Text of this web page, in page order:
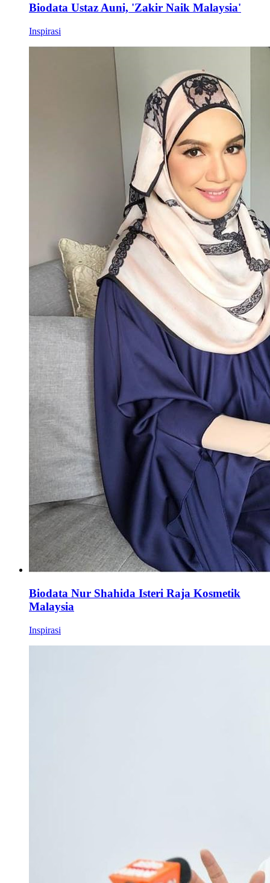
Biodata Ustaz Auni, 'Zakir Naik Malaysia'
Inspirasi
Biodata Nur Shahida Isteri Raja Kosmetik
Malaysia
Inspirasi